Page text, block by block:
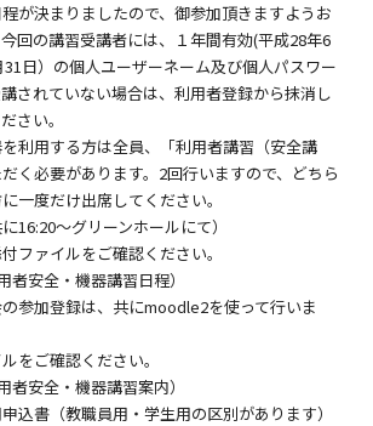
が決まりましたので、御参加頂きますようお
回の講習受講者には、１年間有効(平成28年6
日）の個人ユーザーネーム及び個人パスワー
されていない場合は、利用者登録から抹消し
さい。
利用する方は全員、「利用者講習（安全講
く必要があります。2回行いますので、どちら
一度だけ出席してください。
～グリーンホールにて）
ファイルをご確認ください。
安全・機器講習日程）
参加登録は、共にmoodle2を使って行いま
をご確認ください。
安全・機器講習案内）
込書（教職員用・学生用の区別があります）